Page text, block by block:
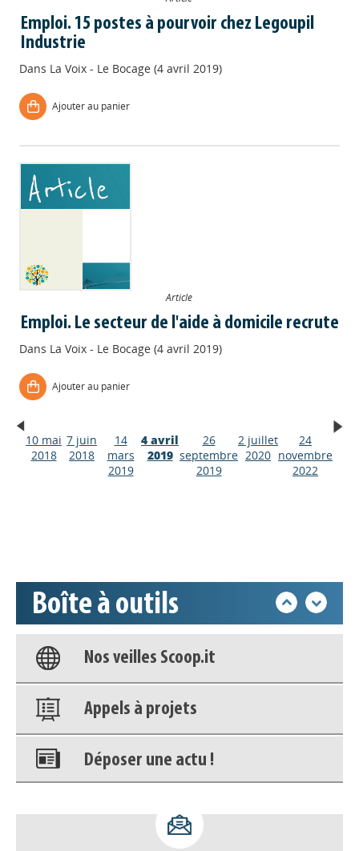
Emploi. 15 postes à pourvoir chez Legoupil
Industrie
Dans La Voix - Le Bocage (4 avril 2019)
Ajouter au panier
Article
Emploi. Le secteur de l'aide à domicile recrute
Dans La Voix - Le Bocage (4 avril 2019)
Ajouter au panier
10 mai
2018
7 juin
2018
14
mars
2019
4 avril
2019
26
septembre
2019
2 juillet
2020
24
novembre
2022
Boîte à outils
Appels à projets
Base documentaire
Nos veilles Scoop.it
Appels à projets
Déposer une actu !
déconnecter)